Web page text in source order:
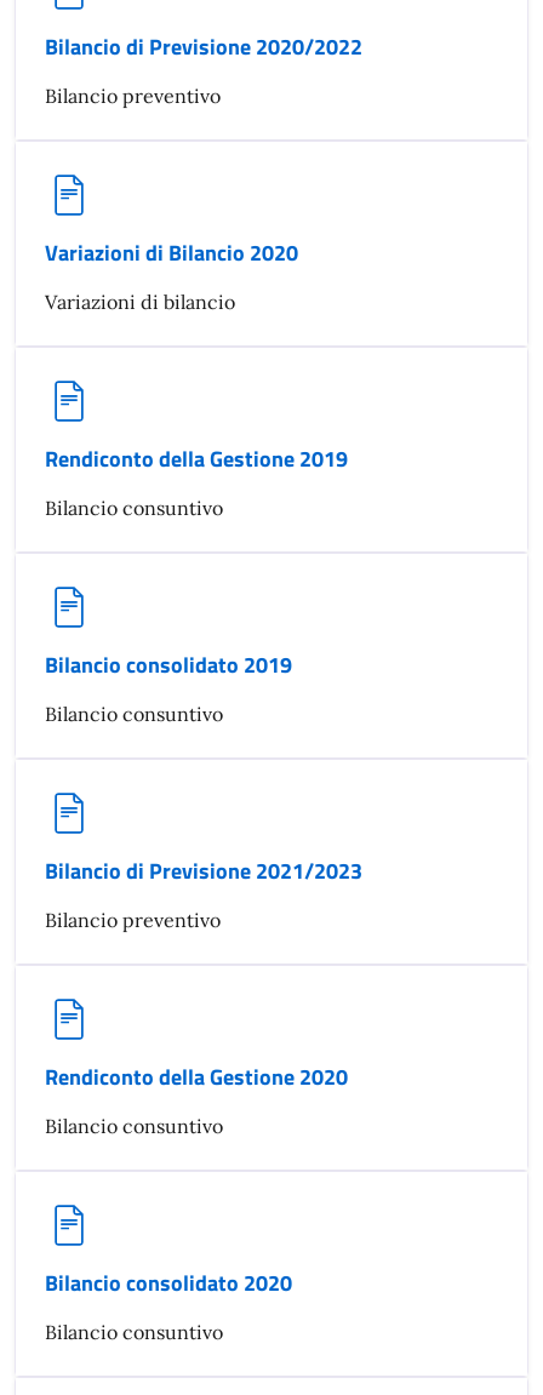
Bilancio di Previsione 2020/2022
Bilancio preventivo
Variazioni di Bilancio 2020
Variazioni di bilancio
Rendiconto della Gestione 2019
Bilancio consuntivo
Bilancio consolidato 2019
Bilancio consuntivo
Bilancio di Previsione 2021/2023
Bilancio preventivo
Rendiconto della Gestione 2020
Bilancio consuntivo
Bilancio consolidato 2020
Bilancio consuntivo